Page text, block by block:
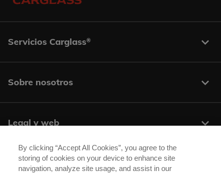
Servicios Carglass®
Sobre nosotros
Legal y web
Centros y contacto
By clicking “Accept All Cookies”, you agree to the
storing of cookies on your device to enhance site
navigation, analyze site usage, and assist in our